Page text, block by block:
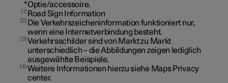
*Optie/accessoire.
1 Road Sign Information
2
Die Verkehrszeicheninformation funktioniert nur,
wenn eine Internetverbindung besteht.
3 Verkehrsschilder sind von Markt zu Markt
unterschiedlich – die Abbildungen zeigen lediglich
ausgewählte Beispiele.
4 Weitere Informationen hierzu siehe Maps Privacy
center.